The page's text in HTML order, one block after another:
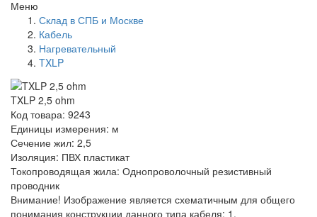
Меню
Склад в СПБ и Москве
Кабель
Нагревательный
TXLP
TXLP 2,5 ohm
Код товара: 9243
Единицы измерения: м
Сечение жил: 2,5
Изоляция: ПВХ пластикат
Токопроводящая жила: Однопроволочный резистивный
проводник
Внимание! Изображение является схематичным для общего
понимания конструкции данного типа кабеля: 1.